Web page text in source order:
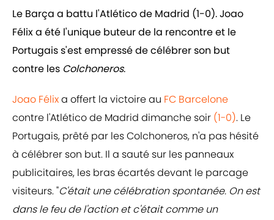
Le Barça a battu l'Atlético de Madrid (1-0). Joao
Félix a été l'unique buteur de la rencontre et le
Portugais s'est empressé de célébrer son but
contre les Colchoneros.
Joao Félixa offert la victoire au FC Barcelone
contre l'Atlético de Madrid dimanche soir (1-0). Le
Portugais, prêté par les Colchoneros, n'a pas hésité
à célébrer son but. Il a sauté sur les panneaux
publicitaires, les bras écartés devant le parcage
visiteurs. "C'était une célébration spontanée. On est
dans le feu de l'action et c'était comme un